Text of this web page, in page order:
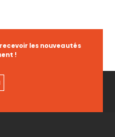
les nouveautés
!